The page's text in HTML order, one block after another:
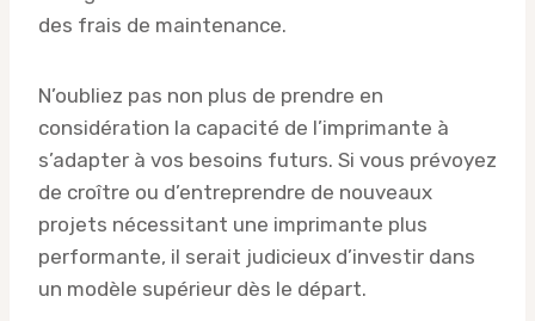
des frais de maintenance.
N’oubliez pas non plus de prendre en
considération la capacité de l’imprimante à
s’adapter à vos besoins futurs. Si vous prévoyez
de croître ou d’entreprendre de nouveaux
projets nécessitant une imprimante plus
performante, il serait judicieux d’investir dans
un modèle supérieur dès le départ.